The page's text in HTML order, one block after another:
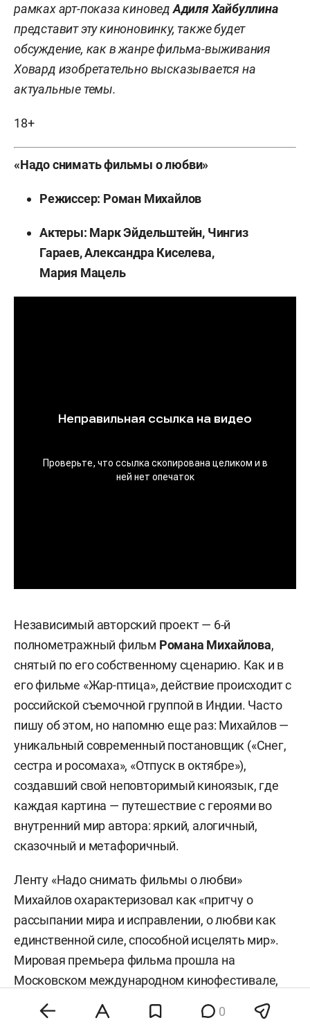
рамках арт-показа киноведАдиля Хайбуллина
представит эту киноновинку, также будет
обсуждение, как в жанре фильма-выживания
Ховард изобретательно высказывается на
актуальные темы.
18+
«Надо снимать фильмы о любви»
Режиссер: Роман Михайлов
Актеры: Марк Эйдельштейн, Чингиз
Гараев, Александра Киселева,
Мария Мацель
Независимый авторский проект — 6-й
полнометражный фильм Романа Михайлова,
снятый по его собственному сценарию. Как и в
его фильме «Жар-птица», действие происходит с
российской съемочной группой в Индии. Часто
пишу об этом, но напомню еще раз: Михайлов —
уникальный современный постановщик («Снег,
сестра и росомаха», «Отпуск в октябре»),
создавший свой неповторимый киноязык, где
каждая картина — путешествие с героями во
внутренний мир автора: яркий, алогичный,
сказочный и метафоричный.
Ленту «Надо снимать фильмы о любви»
Михайлов охарактеризовал как «притчу о
рассыпании мира и исправлении, о любви как
единственной силе, способной исцелять мир».
Мировая премьера фильма прошла на
Московском международном кинофестивале,
где лента завоевала две премии. Уверена, что
каждая его картина — особый эксперимент,
0